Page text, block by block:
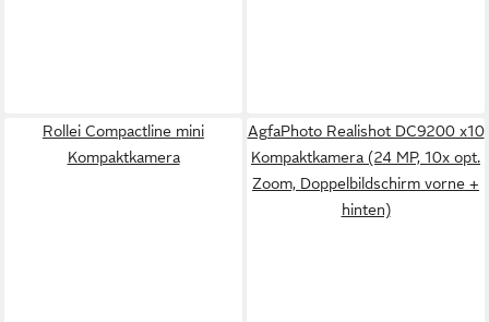
Rollei Compactline mini
Kompaktkamera
AgfaPhoto Realishot DC9200 x10
Kompaktkamera (24 MP, 10x opt.
Zoom, Doppelbildschirm vorne +
hinten)